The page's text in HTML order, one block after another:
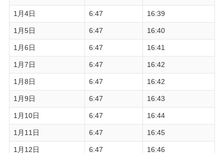
1月4日 6:47 16:39
1月5日 6:47 16:40
1月6日 6:47 16:41
1月7日 6:47 16:42
1月8日 6:47 16:42
1月9日 6:47 16:43
1月10日 6:47 16:44
1月11日 6:47 16:45
1月12日 6:47 16:46